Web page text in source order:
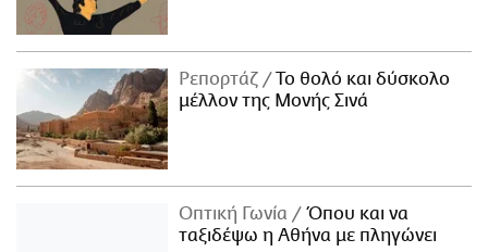
Ρεπορτάζ
Το θολό και δύσκολο
μέλλον της Μονής Σινά
Οπτική Γωνία
Όπου και να
ταξιδέψω η Αθήνα με πληγώνει